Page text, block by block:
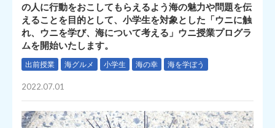
の人に行動をおこしてもらえるよう海の魅力や問題を伝
えることを目的として、小学生を対象とした「ウニに触
れ、ウニを学び、海について考える」ウニ授業プログラ
ムを開始いたします。
出前授業 海グルメ 小学生 海の幸 海を学ぼう
2022.07.01